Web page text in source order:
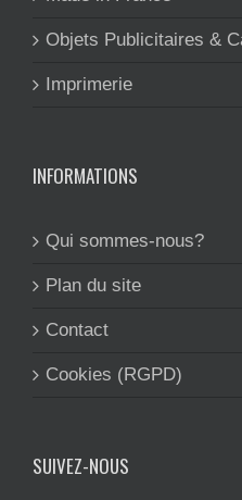
Objets Publicitaires &
Imprimerie
INFORMATIONS
Qui sommes-nous?
Plan du site
Contact
Cookies (RGPD)
SUIVEZ-NOUS